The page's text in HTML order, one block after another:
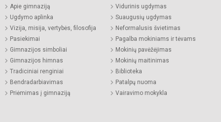
Apie gimnaziją
Ugdymo aplinka
Vizija, misija, vertybės, filosofija
Pasiekimai
Gimnazijos simboliai
Gimnazijos himnas
Tradiciniai renginiai
Bendradarbiavimas
Priėmimas į gimnaziją
Vidurinis ugdymas
Suaugusių ugdymas
Neformalusis švietimas
Pagalba mokiniams ir tėvams
Mokinių pavėžėjimas
Mokinių maitinimas
Biblioteka
Patalpų nuoma
Vairavimo mokykla